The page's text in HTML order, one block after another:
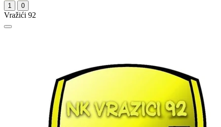
1 0
Vražići 92